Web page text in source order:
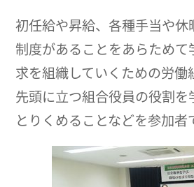
初任給や昇給、各種手当や休
制度があることをあらため
求を組織していくための労働
先頭に立つ組合役員の役割を
とりくめることなどを参加者